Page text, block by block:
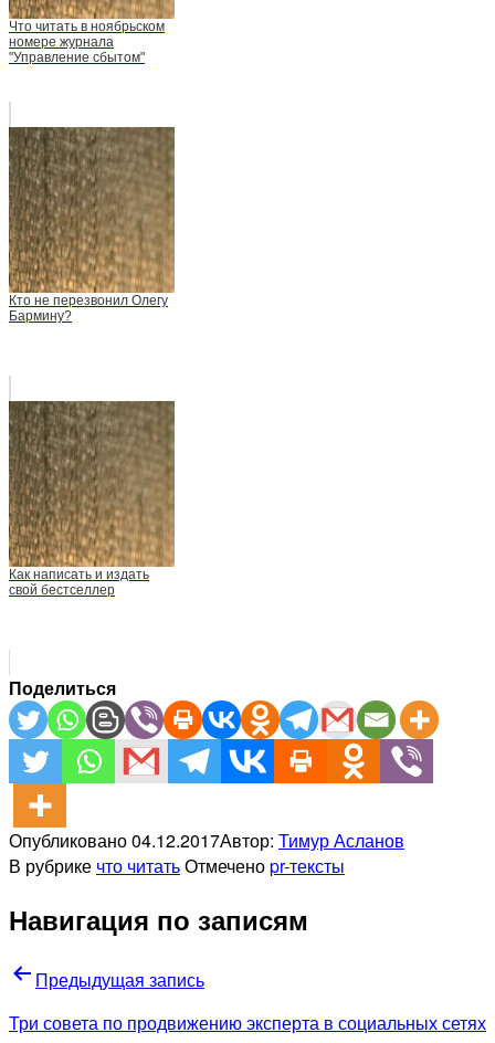
Что читать в ноябрьском
номере журнала
"Управление сбытом"
Кто не перезвонил Олегу
Бармину?
Как написать и издать
свой бестселлер
Поделиться
Опубликовано04.12.2017Автор: Тимур Асланов
В рубрике что читатьОтмеченоpr-тексты
Навигация по записям
Предыдущая запись
Три совета по продвижению эксперта в социальных сетях